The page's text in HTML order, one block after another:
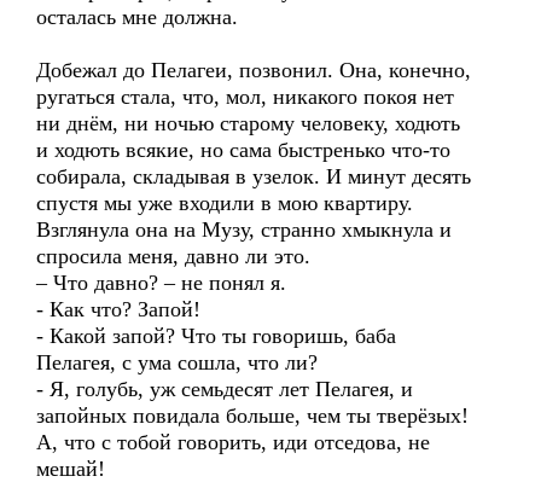
осталась мне должна.
Добежал до Пелагеи, позвонил. Она, конечно,
ругаться стала, что, мол, никакого покоя нет
ни днём, ни ночью старому человеку, ходють
и ходють всякие, но сама быстренько что-то
собирала, складывая в узелок. И минут десять
спустя мы уже входили в мою квартиру.
Взглянула она на Музу, странно хмыкнула и
спросила меня, давно ли это.
– Что давно? – не понял я.
- Как что? Запой!
- Какой запой? Что ты говоришь, баба
Пелагея, с ума сошла, что ли?
- Я, голубь, уж семьдесят лет Пелагея, и
запойных повидала больше, чем ты тверёзых!
А, что с тобой говорить, иди отседова, не
мешай!